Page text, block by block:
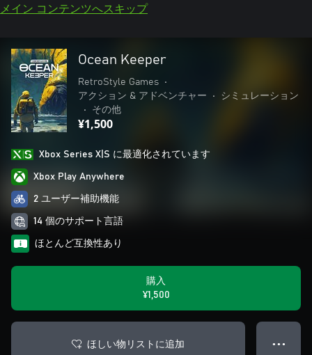
メイン コンテンツへスキップ
Ocean Keeper
RetroStyle Games
•
アクション & アドベンチャー
•
シミュレーション
•
その他
¥1,500
Xbox Series X|S に最適化されています
Xbox Play Anywhere
2 ユーザー補助機能
14 個のサポート言語
ほとんど互換性あり
購入
¥1,500
ほしい物リストに追加 ● ● ●